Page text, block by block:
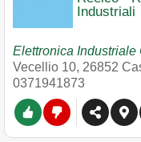
Industriali
Elettronica
Vecellio 10, 26852
0371941873